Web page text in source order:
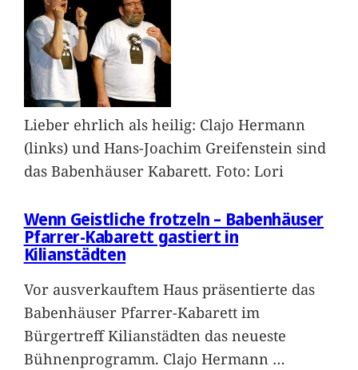
Lieber ehrlich als heilig: Clajo Hermann
(links) und Hans-Joachim Greifenstein sind
das Babenhäuser Kabarett. Foto: Lori
Wenn Geistliche frotzeln – Babenhäuser
Pfarrer-Kabarett gastiert in
Kilianstädten
Vor ausverkauftem Haus präsentierte das
Babenhäuser Pfarrer-Kabarett im
Bürgertreff Kilianstädten das neueste
Bühnenprogramm. Clajo Hermann …